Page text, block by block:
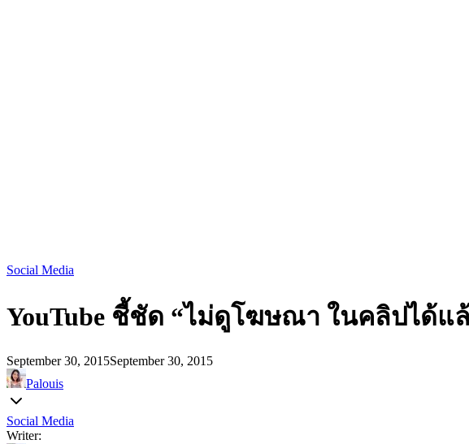
Social Media
YouTube ชี้ชัด “ไม่ดูโฆษณา ในคลิปได้แ
September 30, 2015September 30, 2015
Palouis
Social Media
Writer: